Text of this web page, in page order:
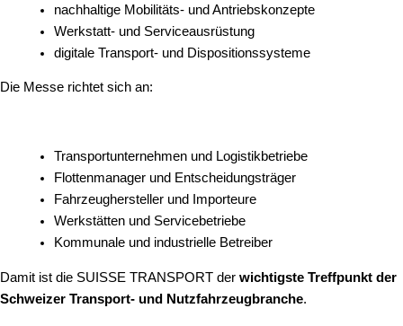
nachhaltige Mobilitäts- und Antriebskonzepte
Werkstatt- und Serviceausrüstung
digitale Transport- und Dispositionssysteme
Die Messe richtet sich an:
Transportunternehmen und Logistikbetriebe
Flottenmanager und Entscheidungsträger
Fahrzeughersteller und Importeure
Werkstätten und Servicebetriebe
Kommunale und industrielle Betreiber
Damit ist die SUISSE TRANSPORT der wichtigste Treffpunkt der
Schweizer Transport- und Nutzfahrzeugbranche.